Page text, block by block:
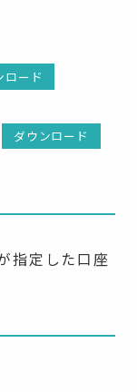
ロード
ダウンロード
指定した口座